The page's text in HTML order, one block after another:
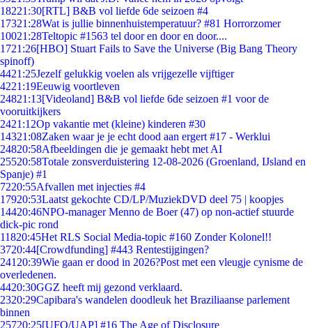
18221:30[RTL] B&B vol liefde 6de seizoen #4
17321:28Wat is jullie binnenhuistemperatuur? #81 Horrorzomer
10021:28Teltopic #1563 tel door en door en door....
1721:26[HBO] Stuart Fails to Save the Universe (Big Bang Theory
spinoff)
4421:25Jezelf gelukkig voelen als vrijgezelle vijftiger
4221:19Eeuwig voortleven
24821:13[Videoland] B&B vol liefde 6de seizoen #1 voor de
vooruitkijkers
2421:12Op vakantie met (kleine) kinderen #30
14321:08Zaken waar je je echt dood aan ergert #17 - Werklui
24820:58Afbeeldingen die je gemaakt hebt met AI
25520:58Totale zonsverduistering 12-08-2026 (Groenland, IJsland en
Spanje) #1
7220:55Afvallen met injecties #4
17920:53Laatst gekochte CD/LP/MuziekDVD deel 75 | koopjes
14420:46NPO-manager Menno de Boer (47) op non-actief stuurde
dick-pic rond
11820:45Het RLS Social Media-topic #160 Zonder Kolonel!!
3720:44[Crowdfunding] #443 Rentestijgingen?
241 20:39Wie gaan er dood in 2026?Post met een vleugje cynisme de
overledenen.
4420:30GGZ heeft mij gezond verklaard.
2320:29Capibara's wandelen doodleuk het Braziliaanse parlement
binnen
25720:25[UFO/UAP] #16 The Age of Disclosure